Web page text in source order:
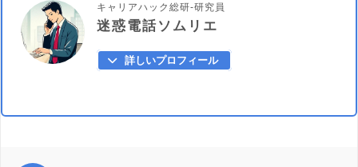
キャリアハック総研-研究員
迷惑電話ソムリエ
詳しいプロフィール